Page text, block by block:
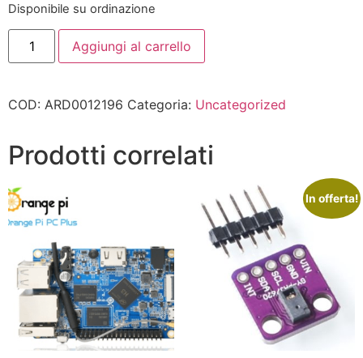
Disponibile su ordinazione
Aggiungi al carrello
COD: ARD0012196 Categoria: Uncategorized
Prodotti correlati
In offerta!